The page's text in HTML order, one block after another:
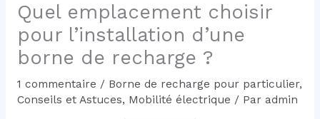
Quel emplacement choisir
pour l’installation d’une
borne de recharge ?
1 commentaire / Borne de recharge pour particulier,
Conseils et Astuces, Mobilité électrique / Par admin